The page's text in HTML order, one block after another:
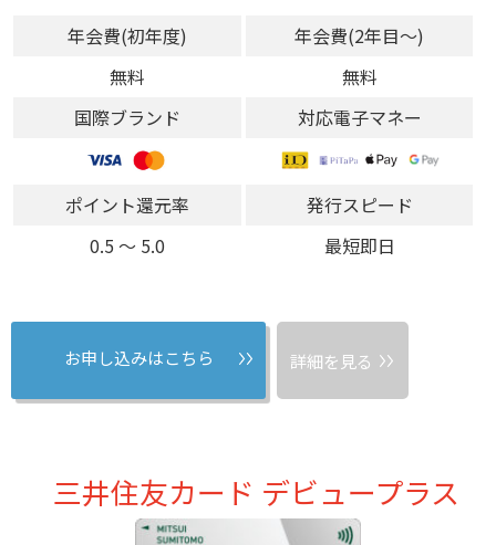
年会費(初年度)
無料
年会費(2年目～)
無料
国際ブランド
対応電子マネー
ポイント還元率
0.5 〜 5.0
発行スピード
最短即日
お申し込みはこちら 詳細を見る
三井住友カード デビュープラス